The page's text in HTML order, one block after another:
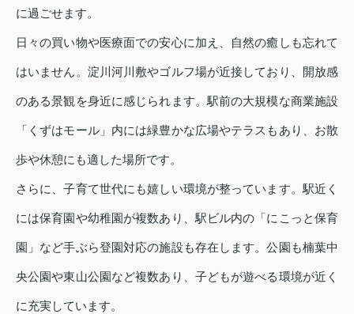
に過ごせます。
日々の買い物や医療面での安心に加え、自然の癒しも忘れて
はいません。淀川河川敷やゴルフ場が近接しており、開放感
のある景観を身近に感じられます。駅前の大規模な商業施設
「くずはモール」内には緑豊かな広場やテラスもあり、お散
歩や休憩にも適した場所です。
さらに、子育て世代にも嬉しい環境が整っています。駅近く
には保育園や幼稚園が複数あり、駅ビル内の「にこっと保育
園」など手ぶら登園対応の施設も存在します。公園も楠葉中
央公園や東山公園など複数あり、子どもが遊べる環境が近く
に充実しています。